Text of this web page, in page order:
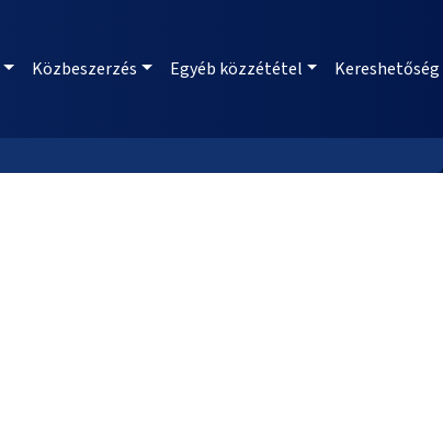
Közbeszerzés Egyéb közzététel Kereshetőség